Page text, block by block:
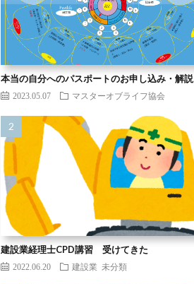
本当の自分へのパスポートのお申し込み・解説
2023.05.07 マスターオブライフ協会
建設業経理士CPD講習 受けてきた
2022.06.20 建設業 未分類